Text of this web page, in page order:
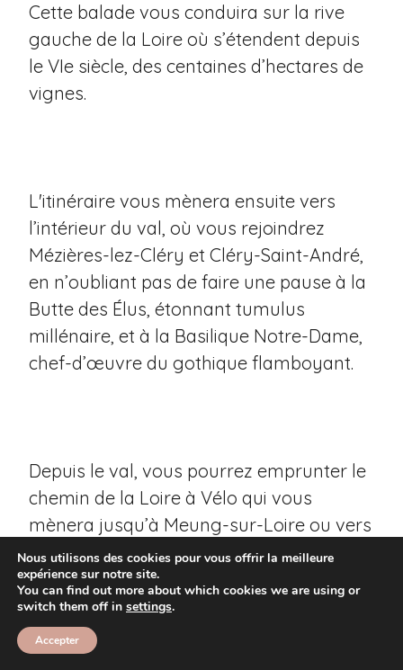
Cette balade vous conduira sur la rive
gauche de la Loire où s’étendent depuis
le VIe siècle, des centaines d’hectares de
vignes.
L'itinéraire vous mènera ensuite vers
l’intérieur du val, où vous rejoindrez
Mézières-lez-Cléry et Cléry-Saint-André,
en n’oubliant pas de faire une pause à la
Butte des Élus, étonnant tumulus
millénaire, et à la Basilique Notre-Dame,
chef-d’œuvre du gothique flamboyant.
Depuis le val, vous pourrez emprunter le
chemin de la Loire à Vélo qui vous
mènera jusqu’à Meung-sur-Loire ou vers
la réserve naturelle de la Pointe du
Courpain.
Nous utilisons des cookies pour vous offrir la meilleure
expérience sur notre site.
You can find out more about which cookies we are using or
switch them off in settings.
Accepter